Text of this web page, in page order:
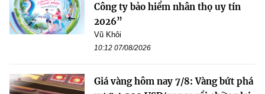
Công ty bảo hiểm nhân thọ uy tín
2026”
Vũ Khôi
10:12 07/08/2026
Giá vàng hôm nay 7/8: Vàng bứt phá